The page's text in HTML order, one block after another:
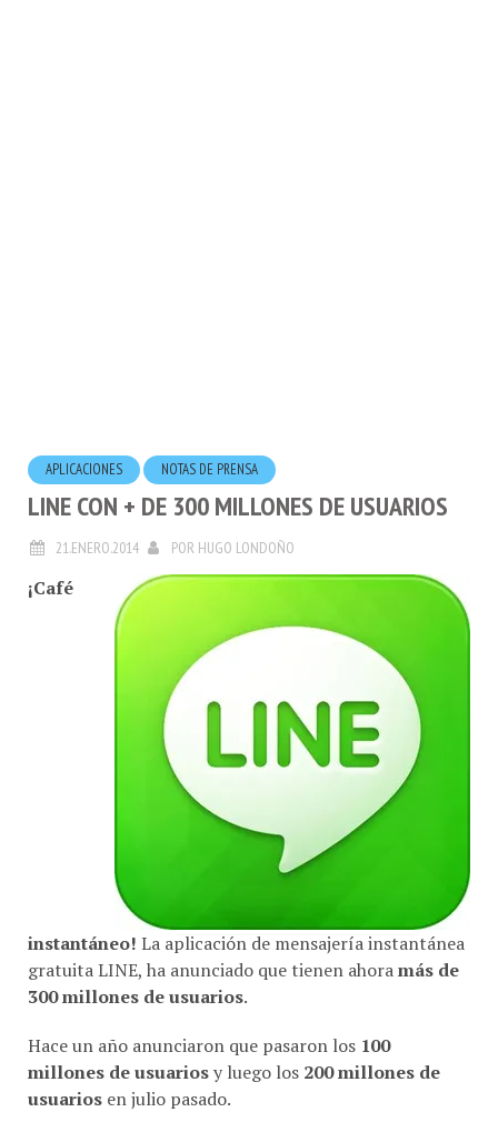
APLICACIONES NOTAS DE PRENSA
LINE CON + DE 300 MILLONES DE USUARIOS
instantáneo!La aplicación de mensajería instantánea
gratuita LINE, ha anunciado que tienen ahoramás de
300 millones de usuarios.
millones de usuariosy luego los200 millones de
usuariosen julio pasado.